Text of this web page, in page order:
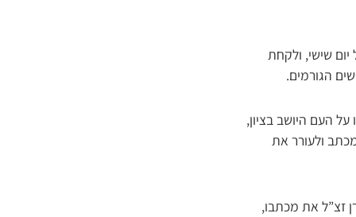
שישי, ולקחת
הגורמים.
העם היושב בציון,
ולעורר את
זצ”ל את מכתבו,